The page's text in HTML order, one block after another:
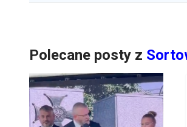
Polecane posty z